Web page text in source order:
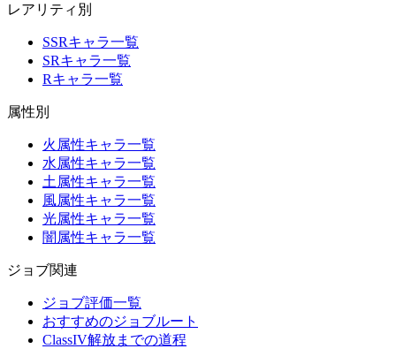
レアリティ別
SSRキャラ一覧
SRキャラ一覧
Rキャラ一覧
属性別
火属性キャラ一覧
水属性キャラ一覧
土属性キャラ一覧
風属性キャラ一覧
光属性キャラ一覧
闇属性キャラ一覧
ジョブ関連
ジョブ評価一覧
おすすめのジョブルート
ClassIV解放までの道程